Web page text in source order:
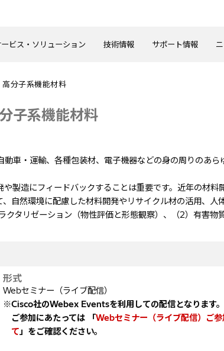
ビス・ソリューション 技術情報 サポート情報
分子系機能材料
子系機能材料
車・運輸、各種包装材、電子機器などの身の周りのあ
製造にフィードバックすることは重要です。近年の材
自然環境に配慮した材料開発やリサイクル材の活用、人
タリゼーション（物性評価と形態観察）、（2）有害
形式
Webセミナー（ライブ配信）
※Cisco社のWebex Eventsを利用しての配信となります。
ご参加にあたっては 「Webセミナー（ライブ配信）ご参
て」をご確認ください。